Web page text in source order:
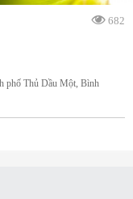
682
phố Thủ Dầu Một, Bình